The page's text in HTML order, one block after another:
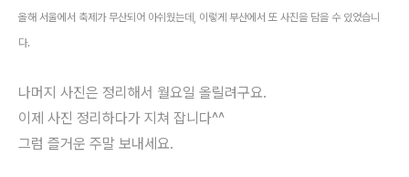
올해 서울에서 축제가 무산되어 아쉬웠는데, 이렇게 부산에서 또 사진을 담을 수 있었습니
다.
나머지 사진은 정리해서 월요일 올릴려구요.
이제 사진 정리하다가 지쳐 잡니다^^
그럼 즐거운 주말 보내세요.